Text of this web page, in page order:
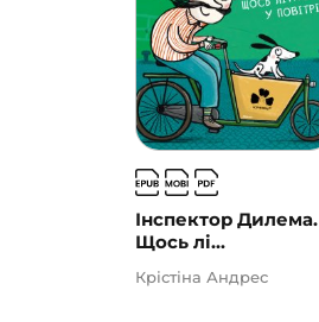
Інспектор Дилема.
Щось лі...
Крістіна Андрес